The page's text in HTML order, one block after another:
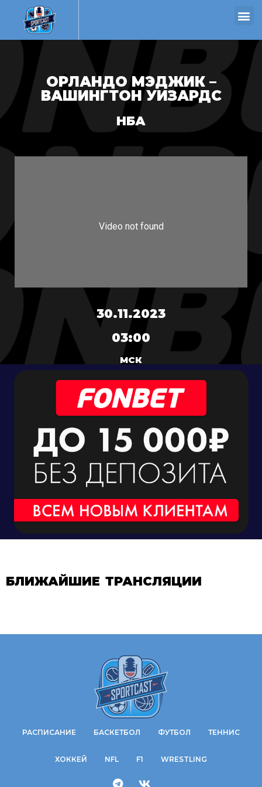
ОРЛАНДО МЭДЖИК –
ВАШИНГТОН УИЗАРДС
НБА
30.11.2023
03:00
МСК
БЛИЖАЙШИЕ ТРАНСЛЯЦИИ
РАСПИСАНИЕ БАСКЕТБОЛ ФУТБОЛ ТЕННИС
ХОККЕЙ NFL F1 WRESTLING